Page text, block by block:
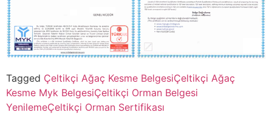
Tagged Çeltikçi Ağaç Kesme BelgesiÇeltikçi Ağaç
Kesme Myk BelgesiÇeltikçi Orman Belgesi
YenilemeÇeltikçi Orman Sertifikası